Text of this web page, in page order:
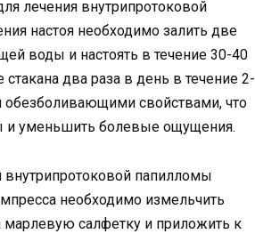
лечения внутрипротоковой
настоя необходимо залить две
воды и настоять в течение 30-40
два раза в день в течение 2-
обезболивающими свойствами, что
и уменьшить болевые ощущения.
папилломы
необходимо измельчить
марлевую салфетку и приложить к